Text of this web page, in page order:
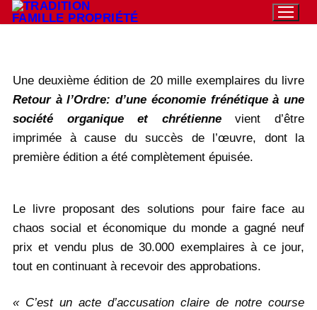
Aller
au
Rechercher
:
Accueil
Qu’est-ce que la TFP
Action
Blog
Une deuxième édition de 20 mille exemplaires du livre
Retour à l’Ordre: d’une économie frénétique à une
société organique et chrétiennevient d’être
imprimée à cause du succès de l’œuvre, dont la
première édition a été complètement épuisée.
Le livre proposant des solutions pour faire face au
chaos social et économique du monde a gagné neuf
prix et vendu plus de 30.000 exemplaires à ce jour,
tout en continuant à recevoir des approbations.
« C’est un acte d’accusation claire de notre course